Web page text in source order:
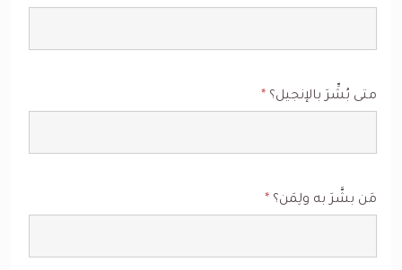
متى بُشِّرَ بالإنجيل؟ *
مَن بشَّرَ به ولِمَن؟ *